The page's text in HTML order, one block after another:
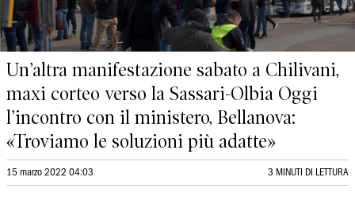
Un’altra manifestazione sabato a Chilivani,
maxi corteo verso la Sassari-Olbia Oggi
l’incontro con il ministero, Bellanova:
«Troviamo le soluzioni più adatte»
15 marzo 2022 04:03 3 MINUTI DI LETTURA